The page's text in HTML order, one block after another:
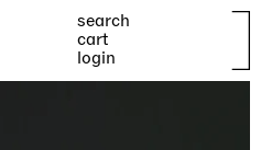
search
cart
login